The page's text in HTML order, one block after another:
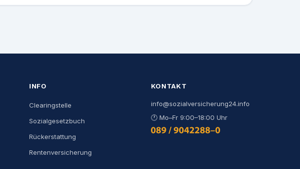
INFO
Clearingstelle
Sozialgesetzbuch
Rückerstattung
Rentenversicherung
KONTAKT
info@sozialversicherung24.info
🕐 Mo–Fr 9:00–18:00 Uhr